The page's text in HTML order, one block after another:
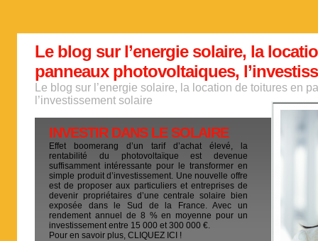
Le blog sur l’energie solaire, la
panneaux photovoltaiques,
Le blog sur l’energie solaire, la location de toitures en
l’investissement solaire
INVESTIR DANS LE SOLAIRE
Effet boomerang d’un tarif d’achat élevé, la
rentabilité du photovoltaïque est devenue
suffisamment intéressante pour le transformer en
simple produit d’investissement. Une nouvelle offre
est de proposer aux particuliers et entreprises de
devenir propriétaires d’une centrale solaire bien
exposée dans le Sud de la France. Avec un
rendement annuel de 8 % en moyenne pour un
investissement entre 15 000 et 300 000 €.
Pour en savoir plus, CLIQUEZ ICI !